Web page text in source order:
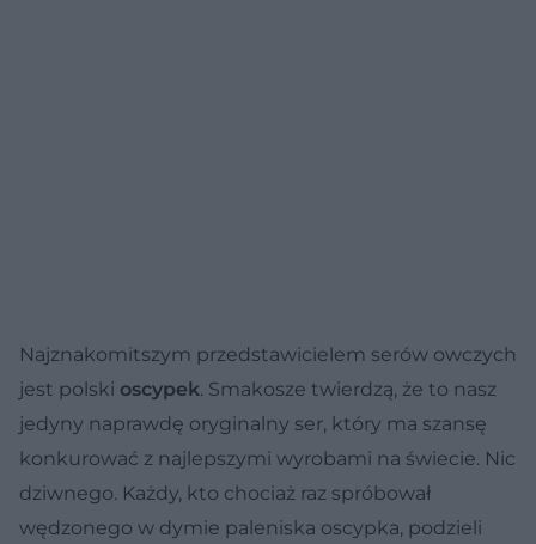
Najznakomitszym przedstawicielem serów owczych
jest polski oscypek. Smakosze twierdzą, że to nasz
jedyny naprawdę oryginalny ser, który ma szansę
konkurować z najlepszymi wyrobami na świecie. Nic
dziwnego. Każdy, kto chociaż raz spróbował
wędzonego w dymie paleniska oscypka, podzieli